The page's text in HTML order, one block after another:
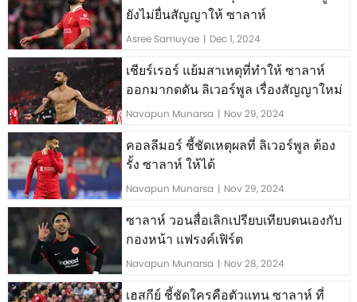
ยังไม่ยื่นสัญญาให้ ซาลาห์
Asree Samuyae | Dec 1, 2024
เชียร์เรอร์ แย้มสาเหตุที่ทำให้ ซาลาห์
ออกมากดดัน ลิเวอร์พูล เรื่องสัญญาใหม่
Navapun Munarsa | Nov 29, 2024
คอลลีมอร์ ชี้ชัดเหตุผลที่ ลิเวอร์พูล ต้อง
รั้ง ซาลาห์ ให้ได้
Navapun Munarsa | Nov 29, 2024
ซาลาห์ วอนสื่อเลิกเปรียบเทียบตนเองกับ
กองหน้า แฟรงค์เฟิร์ต
Navapun Munarsa | Nov 28, 2024
เฮสกีย์ ชี้ชัดใครคือตัวแทน ซาลาห์ ที่